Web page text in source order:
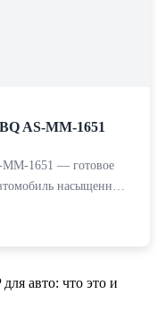
AS-MM-1651
MM-1651 — готовое
насыщенн…
для авто: что это и